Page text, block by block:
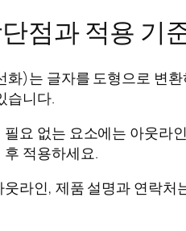
점과 적용 기
)는 글자를 도형으로 변
습니다.
요 없는 요소에는 아웃
적용하세요.
라인, 제품 설명과 연락